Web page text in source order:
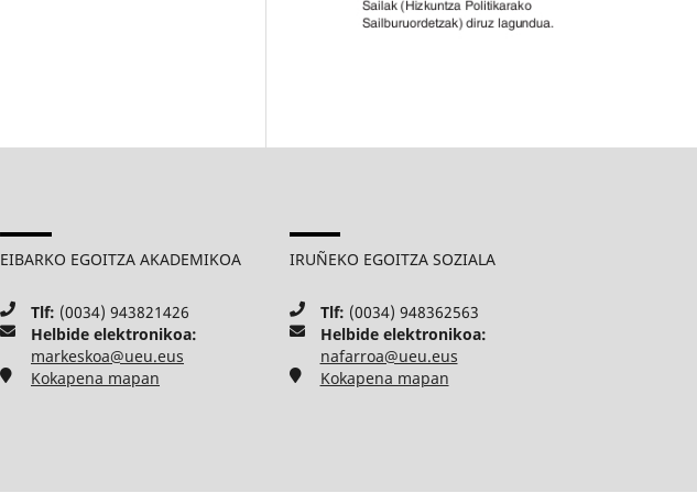
EIBARKO EGOITZA AKADEMIKOA
Tlf: (0034) 943821426
Helbide elektronikoa:
markeskoa@ueu.eus
Kokapena mapan
IRUÑEKO EGOITZA SOZIALA
Tlf: (0034) 948362563
Helbide elektronikoa:
nafarroa@ueu.eus
Kokapena mapan